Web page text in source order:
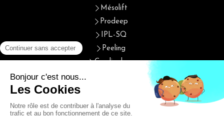
Mésolift
Prodeep
IPL-SQ
Peeling
Cryolipolyse
Photothérapie et biostimulation
Radiofréquence